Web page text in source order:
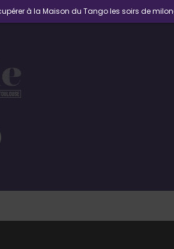
à la Maison du Tango les soirs de